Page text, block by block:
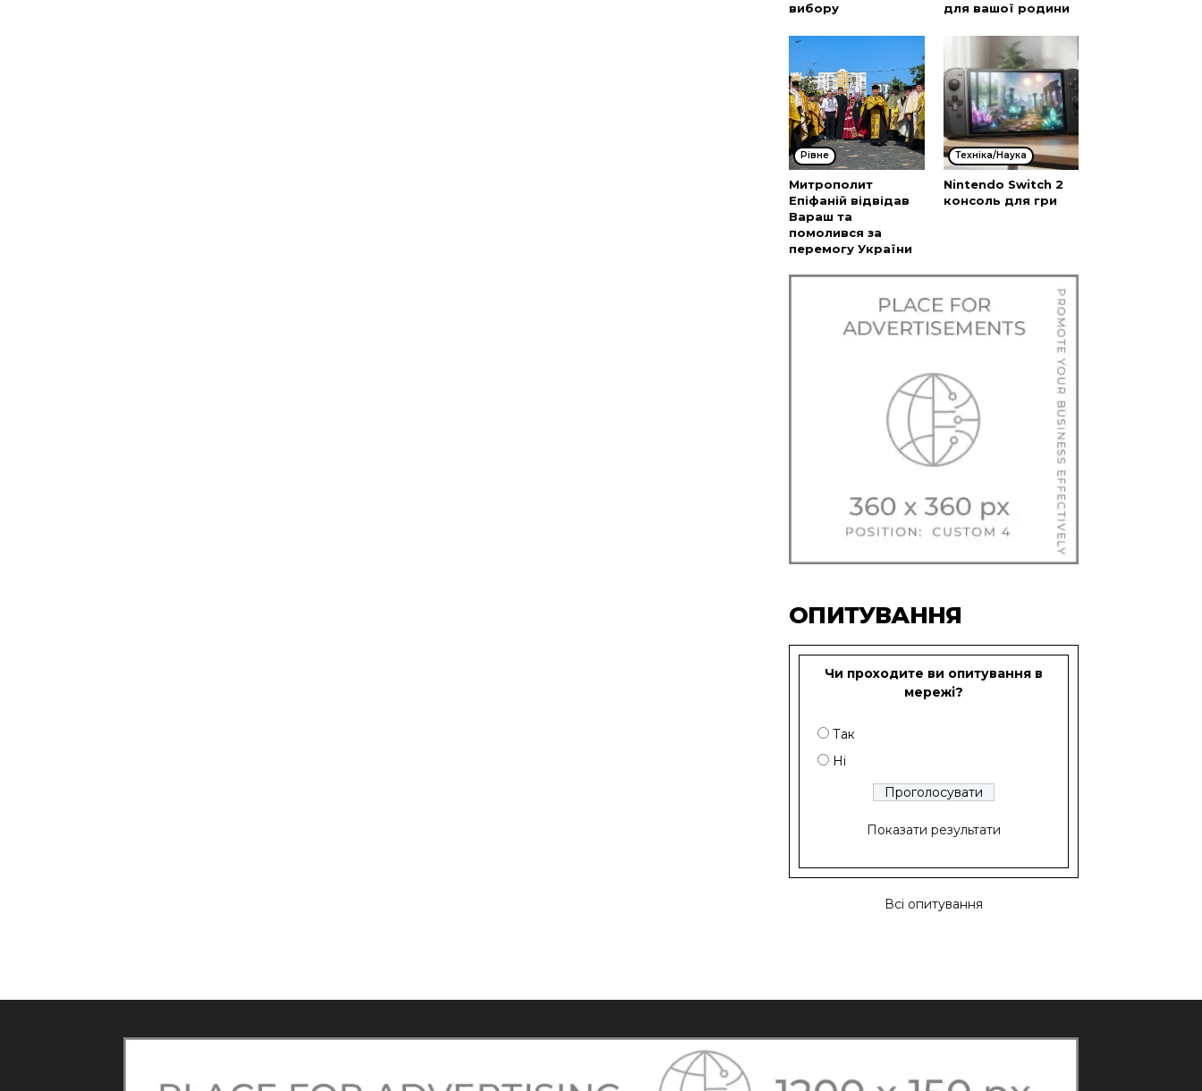
вибору
для вашої родини
Рівне
Митрополит
Епіфаній відвідав
Вараш та
помолився за
перемогу України
Техніка/Наука
Nintendo Switch 2
консоль для гри
ОПИТУВАННЯ
Чи проходите ви опитування в
мережі?
Так
Ні
Показати результати
Всі опитування